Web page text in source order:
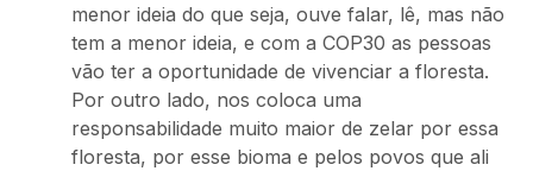
menor ideia do que seja, ouve falar, lê, mas não
tem a menor ideia, e com a COP30 as pessoas
vão ter a oportunidade de vivenciar a floresta.
Por outro lado, nos coloca uma
responsabilidade muito maior de zelar por essa
floresta, por esse bioma e pelos povos que ali